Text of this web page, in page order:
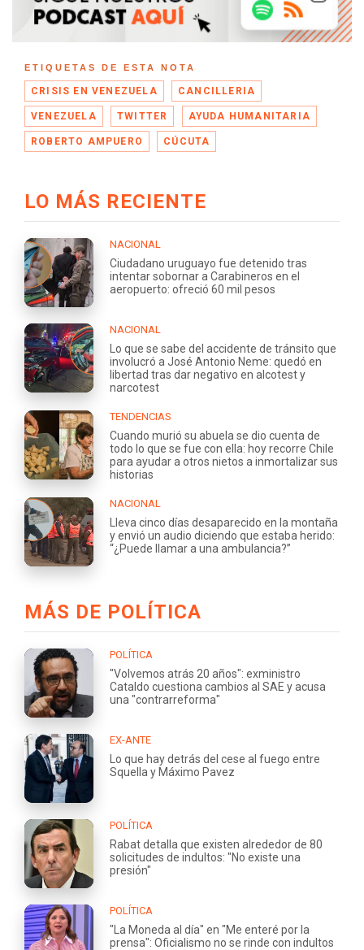
ETIQUETAS DE ESTA NOTA
CRISIS EN VENEZUELA CANCILLERIA
VENEZUELA TWITTER AYUDA HUMANITARIA
ROBERTO AMPUERO CÚCUTA
LO MÁS RECIENTE
NACIONAL
Ciudadano uruguayo fue detenido tras
intentar sobornar a Carabineros en el
aeropuerto: ofreció 60 mil pesos
NACIONAL
Lo que se sabe del accidente de tránsito que
involucró a José Antonio Neme: quedó en
libertad tras dar negativo en alcotest y
narcotest
TENDENCIAS
Cuando murió su abuela se dio cuenta de
todo lo que se fue con ella: hoy recorre Chile
para ayudar a otros nietos a inmortalizar sus
historias
NACIONAL
Lleva cinco días desaparecido en la montaña
y envió un audio diciendo que estaba herido:
“¿Puede llamar a una ambulancia?”
MÁS DE POLÍTICA
POLÍTICA
"Volvemos atrás 20 años": exministro
Cataldo cuestiona cambios al SAE y acusa
una "contrarreforma"
EX-ANTE
Lo que hay detrás del cese al fuego entre
Squella y Máximo Pavez
POLÍTICA
Rabat detalla que existen alrededor de 80
solicitudes de indultos: "No existe una
presión"
POLÍTICA
"La Moneda al día" en "Me enteré por la
prensa": Oficialismo no se rinde con indultos